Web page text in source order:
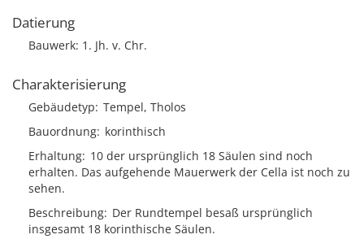
Datierung
Bauwerk: 1. Jh. v. Chr.
Charakterisierung
Gebäudetyp Tempel, Tholos
Bauordnung korinthisch
Erhaltung 10 der ursprünglich 18 Säulen sind noch
erhalten. Das aufgehende Mauerwerk der Cella ist noch zu
sehen.
Beschreibung Der Rundtempel besaß ursprünglich
insgesamt 18 korinthische Säulen.